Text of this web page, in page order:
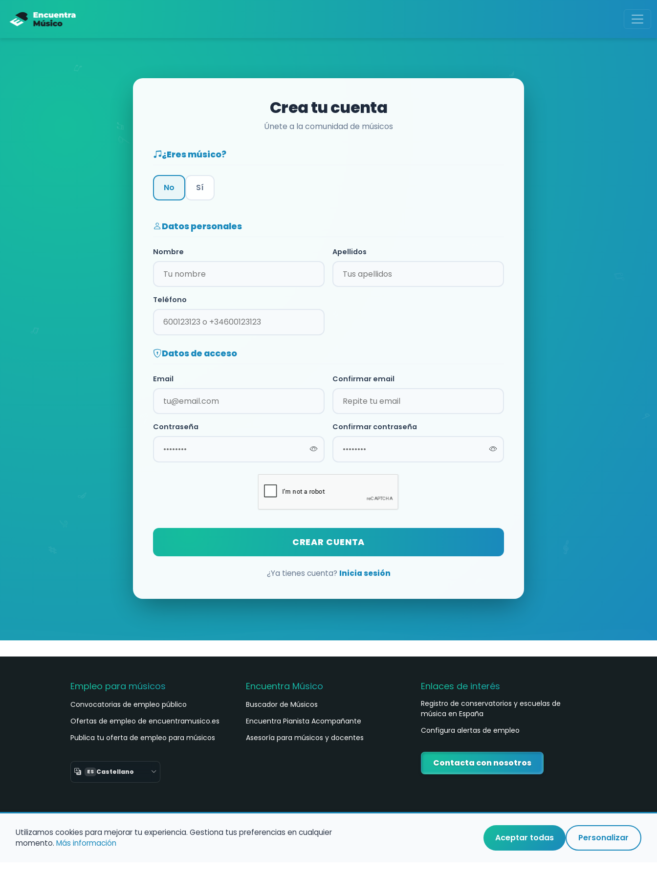
Crea tu cuenta
Únete a la comunidad de músicos
¿Eres músico?
No Sí
Datos personales
Nombre Apellidos
Teléfono
Datos de acceso
Email Confirmar email
Contraseña Confirmar contraseña
CREAR CUENTA
¿Ya tienes cuenta? Inicia sesión
Empleo para músicos
Convocatorias de empleo público
Ofertas de empleo de encuentramusico.es
Publica tu oferta de empleo para músicos
ES Castellano
Encuentra Músico
Buscador de Músicos
Encuentra Pianista Acompañante
Asesoría para músicos y docentes
Enlaces de interés
Registro de conservatorios y escuelas de
música en España
Configura alertas de empleo
Contacta con nosotros
Utilizamos cookies para mejorar tu experiencia. Gestiona tus preferencias en cualquier
momento. Más información Aceptar todas Personalizar